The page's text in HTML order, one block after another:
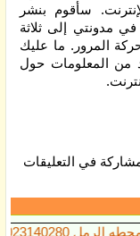
سأقوم بنشر
مدونتي إلى ثلاثة
المرور. ما عليك
من المعلومات حول
في التعليقات